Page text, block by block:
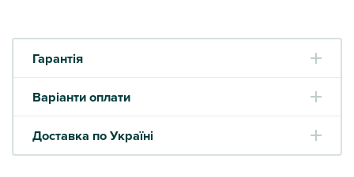
Гарантія
Варіанти оплати
Доставка по Україні